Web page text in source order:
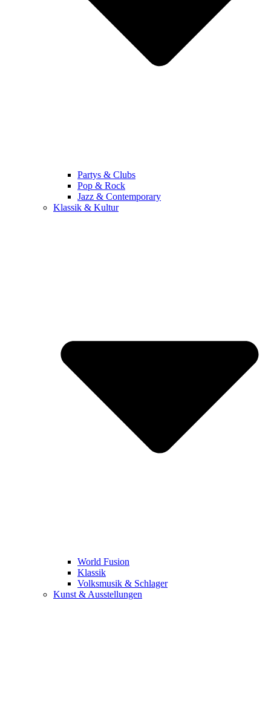
Partys & Clubs
Pop & Rock
Jazz & Contemporary
Klassik & Kultur
World Fusion
Klassik
Volksmusik & Schlager
Kunst & Ausstellungen